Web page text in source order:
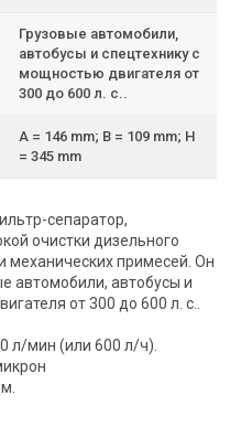
Грузовые автомобили,
автобусы и спецтехнику с
мощностью двигателя от
300 до 600 л. с..
A = 146 mm; B = 109 mm; H
= 345 mm
сепаратор,
очистки дизельного
механических примесей. Он
автомобили, автобусы и
от 300 до 600 л. с..
л/мин (или 600 л/ч).
30 микрон